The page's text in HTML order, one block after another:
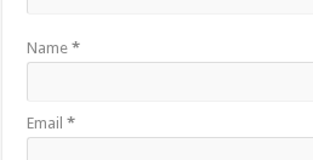
Name*
Email*